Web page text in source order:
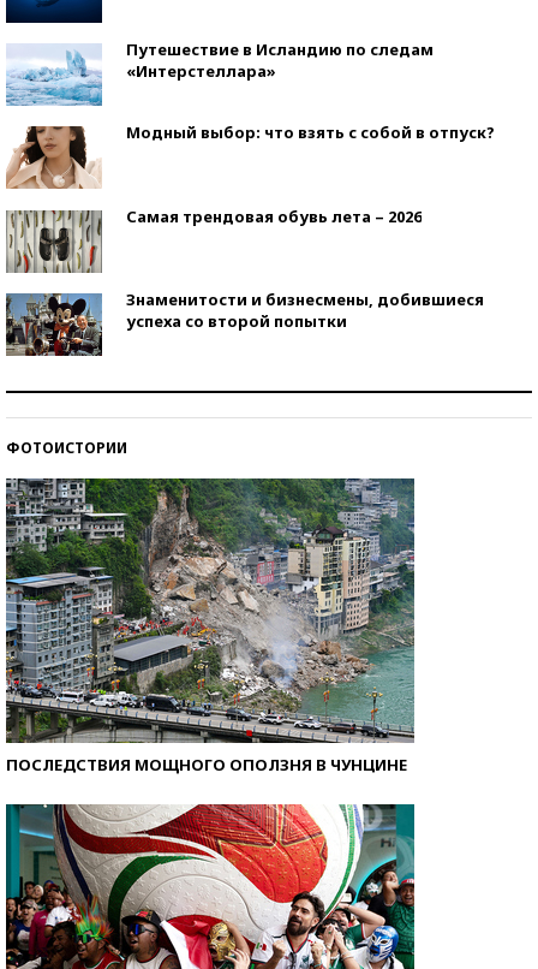
Путешествие в Исландию по следам
«Интерстеллара»
Модный выбор: что взять с собой в отпуск?
Самая трендовая обувь лета – 2026
Знаменитости и бизнесмены, добившиеся
успеха со второй попытки
ФОТОИСТОРИИ
ПОСЛЕДСТВИЯ МОЩНОГО ОПОЛЗНЯ В ЧУНЦИНЕ